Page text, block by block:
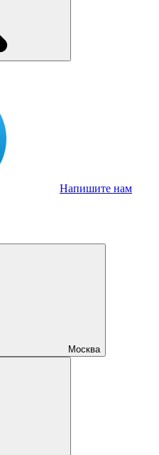
Напишите нам
Москва